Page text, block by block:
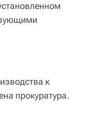
к
прокуратура.